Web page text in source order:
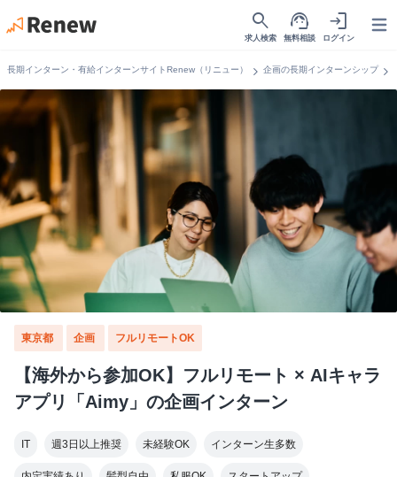
search
求人検索
support_agent
無料相談
login
ログイン
長期インターン・有給インターンサイトRenew（リニュー） chevron_right 企画の長期インターンシップchevron_right
東京都 企画 フルリモートOK
【海外から参加OK】フルリモート × AIキャラ
アプリ「Aimy」の企画インターン
IT 週3日以上推奨 未経験OK インターン生多数